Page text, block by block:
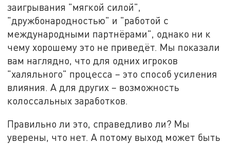
заигрывания "мягкой силой",
"дружбонародностью" и "работой с
международными партнёрами", однако ни к
чему хорошему это не приведёт. Мы показали
вам наглядно, что для одних игроков
"халяльного" процесса – это способ усиления
влияния. А для других – возможность
колоссальных заработков.
Правильно ли это, справедливо ли? Мы
уверены, что нет. А потому выход может быть